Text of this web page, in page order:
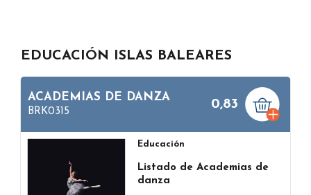
EDUCACIÓN ISLAS BALEARES
ACADEMIAS DE DANZA
BRK0315
0,83
Educación
Listado de Academias de
danza